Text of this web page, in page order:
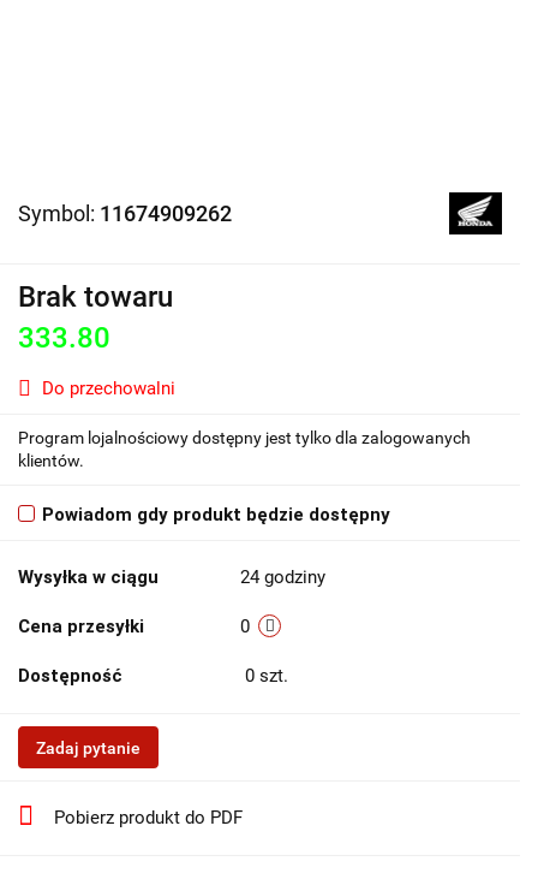
Symbol: 11674909262
Brak towaru
333.80
Do przechowalni
Program lojalnościowy dostępny jest tylko dla zalogowanych
klientów.
Powiadom gdy produkt będzie dostępny
Wysyłka w ciągu 24 godziny
Cena przesyłki 0
Dostępność 0 szt.
Zadaj pytanie
Pobierz produkt do PDF